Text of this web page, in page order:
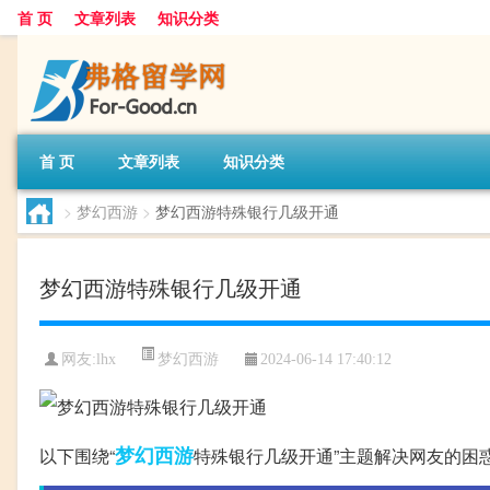
首 页 文章列表 知识分类
首 页 文章列表 知识分类
> 梦幻西游 > 梦幻西游特殊银行几级开通
梦幻西游特殊银行几级开通
网友: lhx 梦幻西游 2024-06-14 17:40:12
以下围绕“梦幻西游特殊银行几级开通”主题解决网友的困